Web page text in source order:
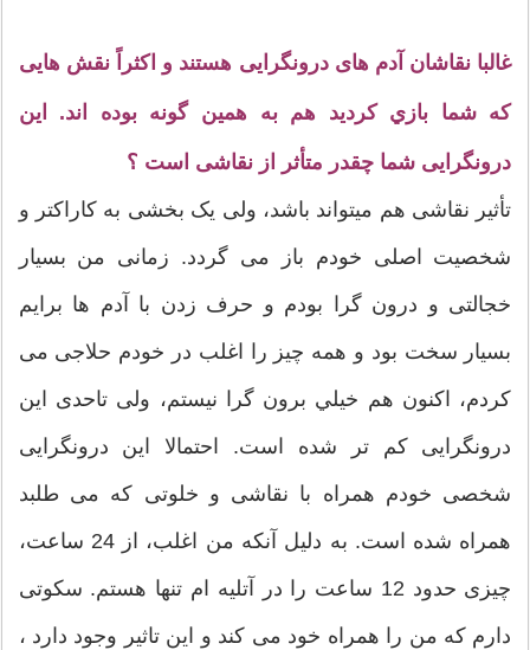
غالبا نقاشان آدم های درونگرایی هستند و اکثراً نقش هایی
که شما بازي کردید هم به همین گونه بوده اند. این
درونگرایی شما چقدر متأثر از نقاشی است ؟
تأثير نقاشی هم میتواند باشد، ولی یک بخشی به کاراکتر و
شخصیت اصلی خودم باز می گردد. زمانی من بسیار
خجالتی و درون گرا بودم و حرف زدن با آدم ها برایم
بسیار سخت بود و همه چیز را اغلب در خودم حلاجی می
کردم، اکنون هم خيلي برون گرا نیستم، ولی تاحدی این
درونگرایی کم تر شده است. احتمالا این درونگرایی
شخصی خودم همراه با نقاشی و خلوتی که می طلبد
همراه شده است. به دلیل آنکه من اغلب، از 24 ساعت،
چیزی حدود 12 ساعت را در آتلیه ام تنها هستم. سکوتی
دارم که من را همراه خود می کند و این تاثیر وجود دارد ،